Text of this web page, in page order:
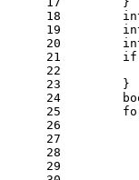
18
19
20
21
22
23
24
25
26
27
28
29
if
        }